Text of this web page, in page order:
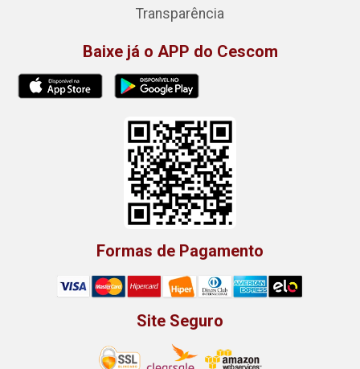
Transparência
Baixe já o APP do Cescom
Formas de Pagamento
Site Seguro